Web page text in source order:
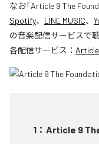
なお「Article 9 The
Spotify、 LINE MUSIC、
の音楽配信サービスで
各配信サービス：
1 ： Article 9